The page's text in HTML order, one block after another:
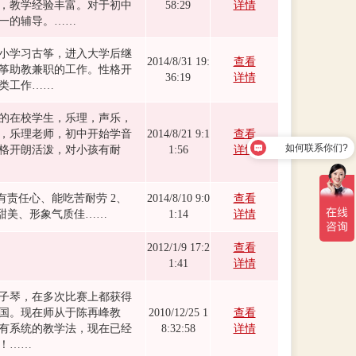
教学经验丰富。对于初中
一的辅导。……
58:29 详情
学习古筝，进入大学后继
助教兼职的工作。性格开
类工作……
2014/8/31 19:
36:19
查看
详情
在校学生，乐理，声乐，
乐理老师，初中开始学音
开朗活泼，对小孩有耐
2014/8/21 9:1
1:56
查看
详情
任心、能吃苦耐劳 2、
美、形象气质佳……
2014/8/10 9:0
1:14
查看
详情
2012/1/9 17:2
1:41
查看
详情
琴，在多次比赛上都获得
。现在师从于陈再峰教
系统的教学法，现在已经
！……
2010/12/25 1
8:32:58
查看
详情
我要请家教?
如何联系你们?